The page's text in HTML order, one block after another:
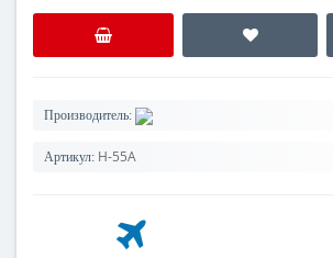
Производитель:
Артикул: Н-55А